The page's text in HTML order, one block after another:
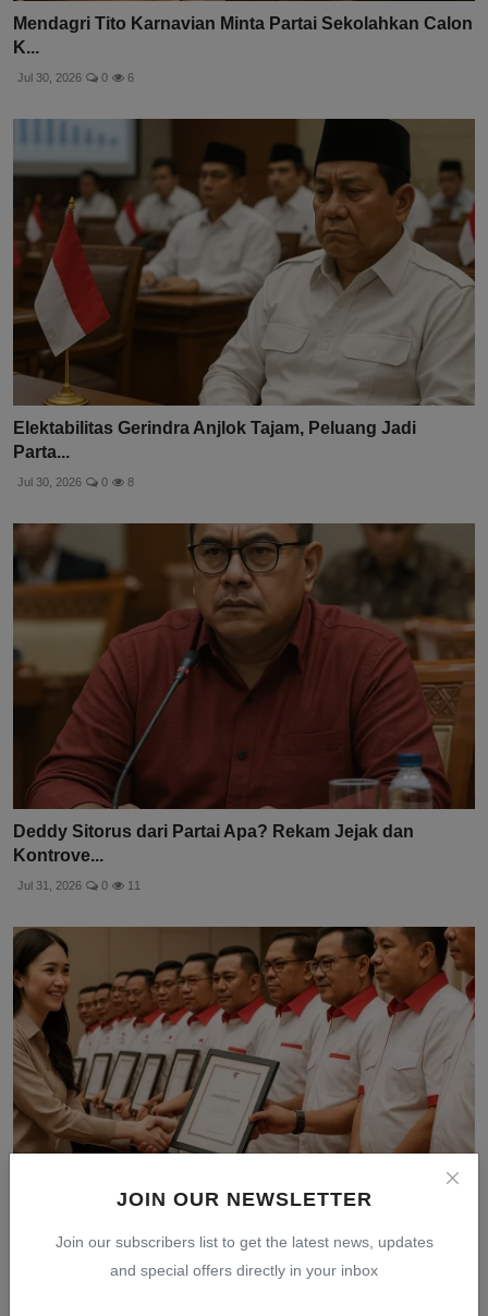
JOIN OUR NEWSLETTER
Join our subscribers list to get the latest news, updates
and special offers directly in your inbox
Mendagri Tito Karnavian Minta Partai Sekolahkan Calon
K...
Jul 30, 2026 0 6
Elektabilitas Gerindra Anjlok Tajam, Peluang Jadi
Parta...
Jul 30, 2026 0 8
Deddy Sitorus dari Partai Apa? Rekam Jejak dan
Kontrove...
Jul 31, 2026 0 11
Angela Tanoesoedibjo Apresiasi 14 Legislator Perindo